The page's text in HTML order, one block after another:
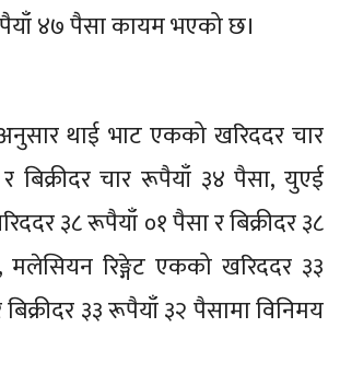
४७ पैसा कायम भएको छ।
थाई भाट एकको खरिददर चार
बिक्रीदर चार रूपैयाँ ३४ पैसा, युएई
३८ रूपैयाँ ०१ पैसा र बिक्रीदर ३८
रिङ्गेट एकको खरिददर ३३
३३ रूपैयाँ ३२ पैसामा विनिमय